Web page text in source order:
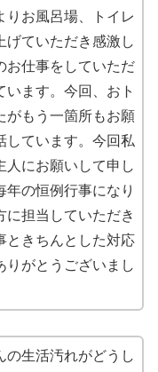
りお風呂場、トイレ
げていただき感激し
お仕事をしていただ
います。今回、おト
がもう一箇所もお願
しています。今回私
人にお願いして申し
の恒例行事になり
に担当していただき
ときちんとした対応
りがとうございまし
の生活汚れがどうし